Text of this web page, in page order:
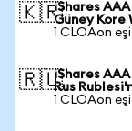
🇰🇷iShares
Güney Kore
1 CLOAon
🇷🇺iShares
Rus
1 CLOAon